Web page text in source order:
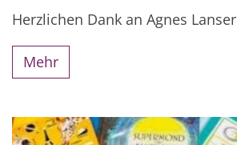
Herzlichen Dank an Agnes Lanser
Mehr